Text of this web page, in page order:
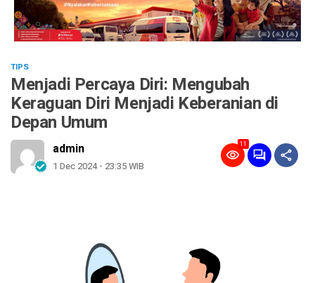
TIPS
Menjadi Percaya Diri: Mengubah
Keraguan Diri Menjadi Keberanian di
Depan Umum
admin
1 Dec 2024 - 23:35 WIB
11